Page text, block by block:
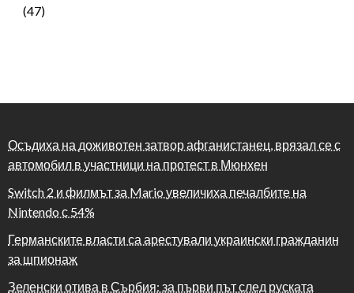
(47)
Осъдиха на доживотен затвор афганистанец, врязал се с
автомобил в участници на протест в Мюнхен
Switch 2 и филмът за Mario увеличиха печалбите на
Nintendo с 54%
Германските власти са арестували украински гражданин
за шпионаж
Зеленски отива в Сърбия: за първи път след руската